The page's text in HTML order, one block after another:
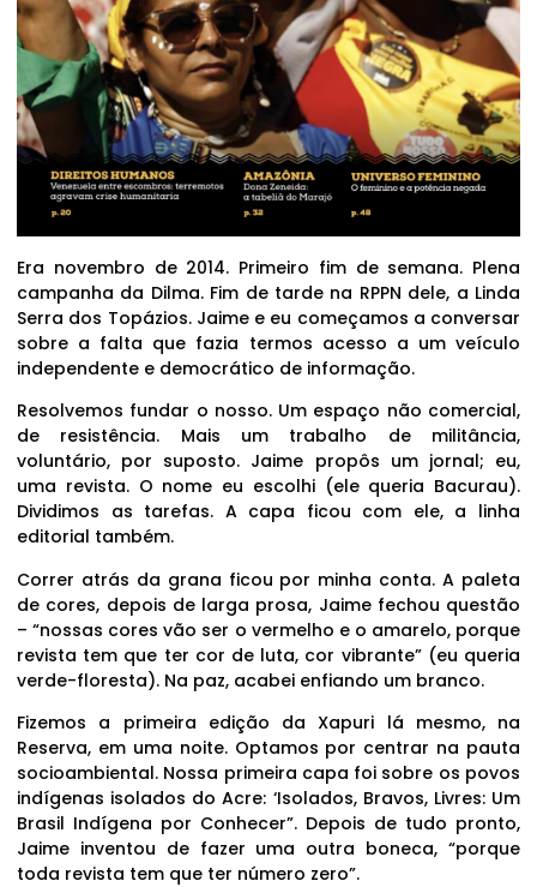
Era novembro de 2014. Primeiro fim de semana. Plena
campanha da Dilma. Fim de tarde na RPPN dele, a Linda
Serra dos Topázios. Jaime e eu começamos a conversar
sobre a falta que fazia termos acesso a um veículo
independente e democrático de informação.
Resolvemos fundar o nosso. Um espaço não comercial,
de resistência. Mais um trabalho de militância,
voluntário, por suposto. Jaime propôs um jornal; eu,
uma revista. O nome eu escolhi (ele queria Bacurau).
Dividimos as tarefas. A capa ficou com ele, a linha
editorial também.
Correr atrás da grana ficou por minha conta. A paleta
de cores, depois de larga prosa, Jaime fechou questão
– “nossas cores vão ser o vermelho e o amarelo, porque
revista tem que ter cor de luta, cor vibrante” (eu queria
verde-floresta). Na paz, acabei enfiando um branco.
Fizemos a primeira edição da Xapuri lá mesmo, na
Reserva, em uma noite. Optamos por centrar na pauta
socioambiental. Nossa primeira capa foi sobre os povos
indígenas isolados do Acre: ‘Isolados, Bravos, Livres: Um
Brasil Indígena por Conhecer”. Depois de tudo pronto,
Jaime inventou de fazer uma outra boneca, “porque
toda revista tem que ter número zero”.